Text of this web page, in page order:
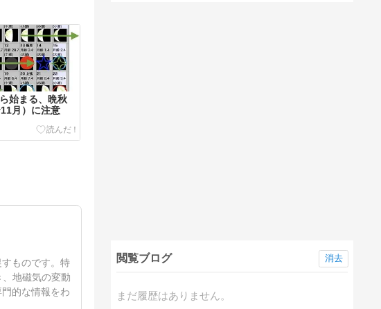
始まる、晩秋
11月）に注意
ものです。特
地磁気の変動
的な情報をわ
閲覧ブログ
まだ履歴はありません。
消去